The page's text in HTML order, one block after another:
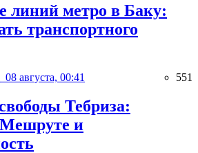
линий метро в Баку:
транспортного
08 августа, 00:41 551
Тебриза:
и